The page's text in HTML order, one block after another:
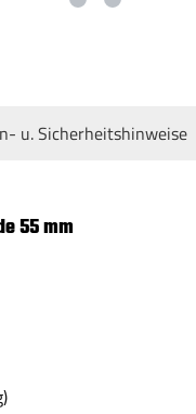
u. Sicherheitshinweise
55 mm